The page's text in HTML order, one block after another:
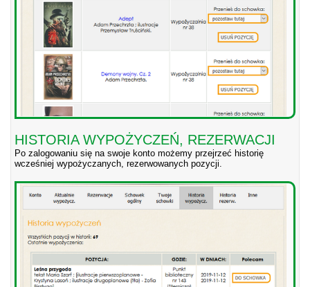
HISTORIA WYPOŻYCZEŃ, REZERWACJI
Po zalogowaniu się na swoje konto możemy przejrzeć historię
wcześniej wypożyczanych, rezerwowanych pozycji.